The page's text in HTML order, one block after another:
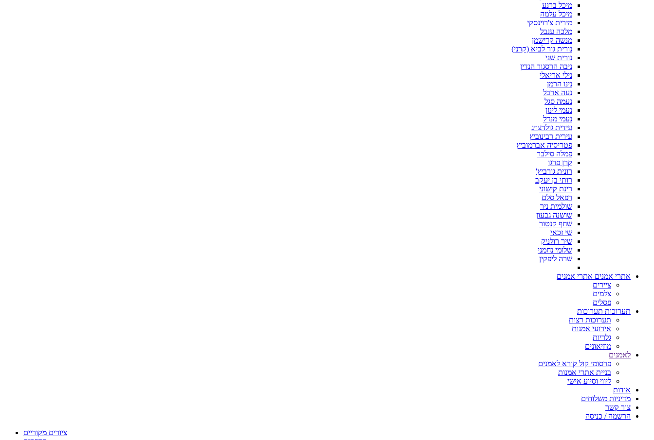
מיכל ברנע
מיכל עלמה
מירית צ'רוינסקי
מלכה ענבל
מנשה קדישמן
נורית גור לביא (קרני)
נורית שני
ניבה הרסגור הנדין
נילי אריאלי
נינו הרמן
נעה ארבל
נעמה סגל
נעמי לינזן
נעמי מנדל
עידית גולדצויג
עירית רבינוביץ
פטריסיה אברמוביץ
פמלה סילבר
קרן פרגו
רונית גורביץ'
רותי בן יעקב
רינת קישוני
רפאל סלם
שולמית ניר
שושנה גבעון
שחף קנטור
שי זכאי
שיר רולניק
שלומי נחמני
שרה ליפקין
אתרי אמנים אתרי אמנים
ציירים
צלמים
פסלים
תערוכות תערוכות
תערוכות רצות
אירועי אמנות
גלריות
מוזיאונים
לאמנים
פרסומי קול קורא לאמנים
בניית אתרי אמנות
ליווי וסיוע אישי
אודות
מדיניות משלוחים
צור קשר
הרשמה / כניסה
ציורים מקוריים